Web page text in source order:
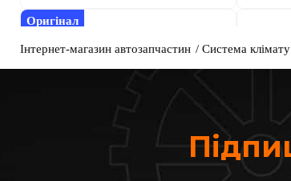
Оригінал
Інтернет-магазин автозапчастин Система клімату